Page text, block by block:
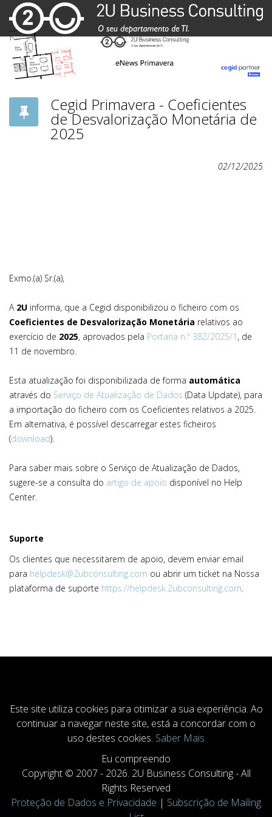
Cegid Primavera - Coeficientes
de Desvalorização Monetária de
2025
02/12/2025
Exmo.(a) Sr.(a),
A 2U informa, que a Cegid disponibilizou o ficheiro com os
Coeficientes de Desvalorização Monetária relativos ao
exercício de 2025, aprovados pela Portaria n.º 382/2025/1 , de
11 de novembro.
Esta atualização foi disponibilizada de forma automática
através do Serviço de Atualização de Dados (Data Update), para
a importação do ficheiro com os Coeficientes relativos a 2025.
Em alternativa, é possível descarregar estes ficheiros
(download).
Para saber mais sobre o Serviço de Atualização de Dados,
sugere-se a consulta do artigo de apoio disponível no Help
Center.
Suporte
Os clientes que necessitarem de apoio, devem enviar email
para helpdesk@2ubconsulting.com ou abrir um ticket na Nossa
plataforma de suporte https://helpdesk.2ubconsulting.com.
Este site utiliza cookies para otimizar a sua experiência. Ao
continuar a navegar neste site, está a concordar com o
uso destes cookies. Saber Mais
Eu compreendo
Copyright © 2007 - 2026. 2U Business Consulting - All
Rights Reserved
Proteção de Dados e Privacidade | Subscrição de Mailing